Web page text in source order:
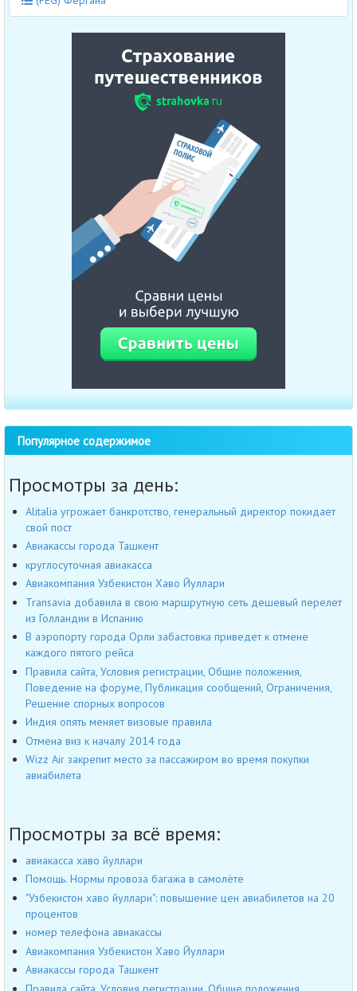
Популярное содержимое
Просмотры за день:
Alitalia угрожает банкротство, генеральный директор покидает
свой пост
Авиакассы города Ташкент
круглосуточная авиакасса
Авиакомпания Узбекистон Хаво Йуллари
Transavia добавила в свою маршрутную сеть дешевый перелет
из Голландии в Испанию
В аэропорту города Орли забастовка приведет к отмене
каждого пятого рейса
Правила сайта, Условия регистрации, Общие положения,
Поведение на форуме, Публикация сообщений, Ограничения,
Решение спорных вопросов
Индия опять меняет визовые правила
Отмена виз к началу 2014 года
Wizz Air закрепит место за пассажиром во время покупки
авиабилета
Просмотры за всё время:
авиакасса хаво йуллари
Помощь. Нормы провоза багажа в самолёте
"Узбекистон хаво йуллари": повышение цен авиабилетов на 20
процентов
номер телефона авиакассы
Авиакомпания Узбекистон Хаво Йуллари
Авиакассы города Ташкент